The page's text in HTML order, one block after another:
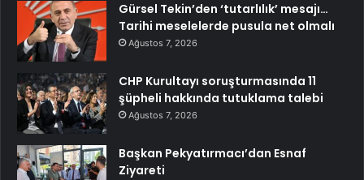
Gürsel Tekin’den ‘tutarlılık’ mesajı…
Tarihi meselelerde pusula net olmalı
Ağustos 7, 2026
CHP Kurultayı soruşturmasında 11
şüpheli hakkında tutuklama talebi
Ağustos 7, 2026
Başkan Pekyatırmacı’dan Esnaf
Ziyareti